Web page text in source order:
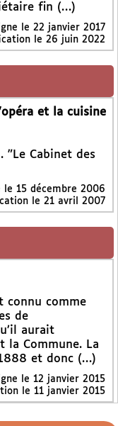
fin (…)
le 22 janvier 2017
le 26 juin 2022
et la cuisine
"Le Cabinet des
le 15 décembre 2006
le 21 avril 2007
connu comme
de
aurait
la Commune. La
et donc (…)
le 12 janvier 2015
le 11 janvier 2015